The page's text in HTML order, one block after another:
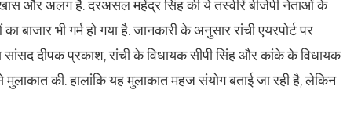
खास और अलग हैं. दरअसल महेंद्र सिंह की ये तस्वीरें बीजेपी नेताओं के
भी गर्म हो गया है. जानकारी के अनुसार रांची एयरपोर्ट पर
सांसद दीपक प्रकाश, रांची के विधायक सीपी सिंह और कांके के विधायक
की. हालांकि यह मुलाकात महज संयोग बताई जा रही है, लेकिन